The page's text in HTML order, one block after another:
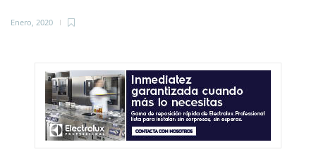
Enero, 2020